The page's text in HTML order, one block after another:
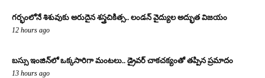
గర్భంలోనే శిశువుకు అరుదైన శస్త్రచికిత్స.. లండన్ వైద్యుల అద్భుత విజయం
12 hours ago
బస్సు ఇంజిన్‌లో ఒక్కసారిగా మంటలు.. డ్రైవర్ చాకచక్యంతో తప్పిన ప్రమాదం
13 hours ago